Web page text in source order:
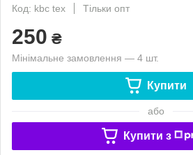
Код: kbc tex
Тільки опт
250 ₴
Мінімальне замовлення — 4 шт.
Купити
або
Купити з